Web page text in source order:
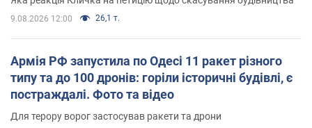
9.08.2026 12:00 26,1 т.
Армія РФ запустила по Одесі 11 ракет різного
типу та до 100 дронів: горіли історичні будівлі, є
постраждалі. Фото та відео
Для терору ворог застосував ракети та дрони